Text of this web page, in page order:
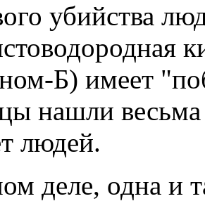
убийства
Б) имеет
нашли
людей.
деле, одна и